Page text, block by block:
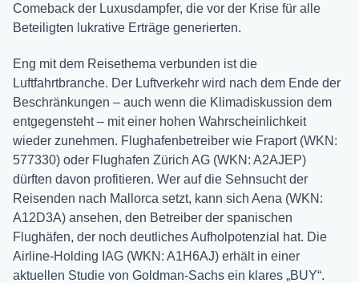
Comeback der Luxusdampfer, die vor der Krise für alle
Beteiligten lukrative Erträge generierten.
Eng mit dem Reisethema verbunden ist die
Luftfahrtbranche. Der Luftverkehr wird nach dem Ende der
Beschränkungen – auch wenn die Klimadiskussion dem
entgegensteht – mit einer hohen Wahrscheinlichkeit
wieder zunehmen. Flughafenbetreiber wie Fraport (WKN:
577330) oder Flughafen Zürich AG (WKN: A2AJEP)
dürften davon profitieren. Wer auf die Sehnsucht der
Reisenden nach Mallorca setzt, kann sich Aena (WKN:
A12D3A) ansehen, den Betreiber der spanischen
Flughäfen, der noch deutliches Aufholpotenzial hat. Die
Airline-Holding IAG (WKN: A1H6AJ) erhält in einer
aktuellen Studie von Goldman-Sachs ein klares „BUY“.